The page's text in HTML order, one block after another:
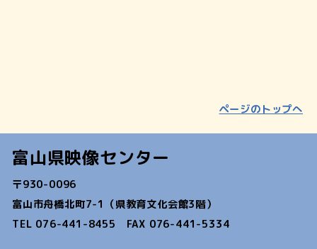
ページのトップへ
富山県映像センター
〒930-0096
富山市舟橋北町7-1（県教育文化会館3階）
TEL 076-441-8455 FAX 076-441-5334